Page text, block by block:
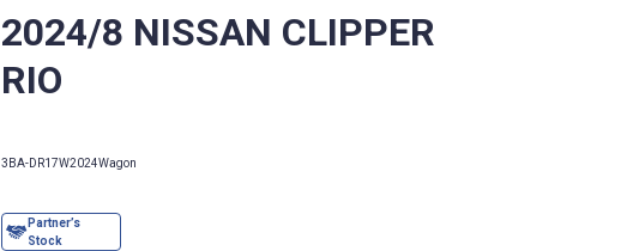
2024/8 NISSAN CLIPPER
RIO
3BA-DR17W2024Wagon